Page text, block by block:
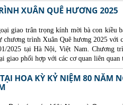
XUÂN QUÊ HƯƠNG 2025
giao trân trọng kính mời bà con kiều
chương trình Xuân Quê hương 2025 với
2025 tại Hà Nội, Việt Nam. Chương
giao phối hợp với các cơ quan liên quan
HOA KỲ KỶ NIỆM 80 NĂM